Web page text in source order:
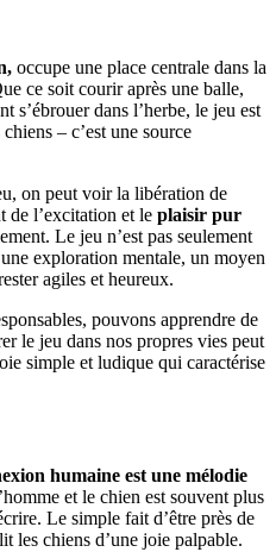
occupe une place centrale dans la
ce soit courir après une balle,
s’ébrouer dans l’herbe, le jeu est
– c’est une source
on peut voir la libération de
de l’excitation et le plaisir pur
Le jeu n’est pas seulement
exploration mentale, un moyen
agiles et heureux.
pouvons apprendre de
le jeu dans nos propres vies peut
simple et ludique qui caractérise
humaine est une mélodie
et le chien est souvent plus
Le simple fait d’être près de
les chiens d’une joie palpable.